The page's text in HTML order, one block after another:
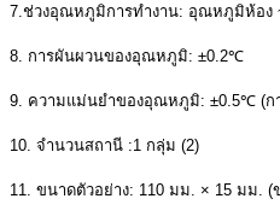
7.ช่วงอุณหภูมิการทำงาน: อุณหภูมิห้อง
8. การผันผวนของอุณหภูมิ: ±0.2℃
9. ความแม่นยำของอุณหภูมิ: ±0.5℃ (กา
10. จำนวนสถานี :1 กลุ่ม (2)
11. ขนาดตัวอย่าง: 110 มม. × 15 มม. (